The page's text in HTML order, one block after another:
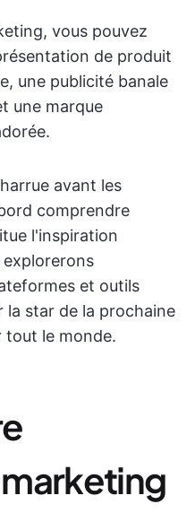
vous pouvez
de produit
une publicité banale
une marque
avant les
comprendre
l'inspiration
et outils
la star de la prochaine
tout le monde.